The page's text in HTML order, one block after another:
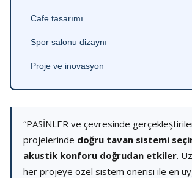
Cafe tasarımı
Spor salonu dizaynı
Proje ve inovasyon
“PASİNLER ve çevresinde
projelerinde doğru tavan sistemi
akustik konforu doğrudan etkiler.
her projeye özel sistem önerisi ile en